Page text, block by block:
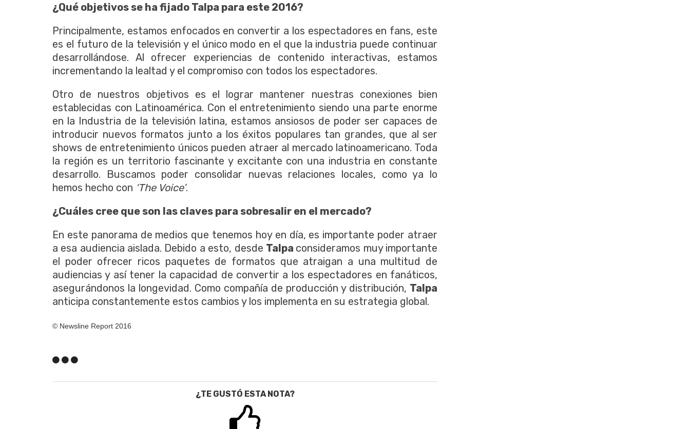
¿Qué objetivos se ha fijado Talpa para este 2016?
Principalmente, estamos enfocados en convertir a los espectadores en fans, este
es el futuro de la televisión y el único modo en el que la industria puede continuar
desarrollándose. Al ofrecer experiencias de contenido interactivas, estamos
incrementando la lealtad y el compromiso con todos los espectadores.
Otro de nuestros objetivos es el lograr mantener nuestras conexiones bien
establecidas con Latinoamérica. Con el entretenimiento siendo una parte enorme
en la Industria de la televisión latina, estamos ansiosos de poder ser capaces de
introducir nuevos formatos junto a los éxitos populares tan grandes, que al ser
shows de entretenimiento únicos pueden atraer al mercado latinoamericano. Toda
la región es un territorio fascinante y excitante con una industria en constante
desarrollo. Buscamos poder consolidar nuevas relaciones locales, como ya lo
hemos hecho con ‘The Voice’.
¿Cuáles cree que son las claves para sobresalir en el mercado?
En este panorama de medios que tenemos hoy en día, es importante poder atraer
a esa audiencia aislada. Debido a esto, desde Talpa consideramos muy importante
el poder ofrecer ricos paquetes de formatos que atraigan a una multitud de
audiencias y así tener la capacidad de convertir a los espectadores en fanáticos,
asegurándonos la longevidad. Como compañía de producción y distribución, Talpa
anticipa constantemente estos cambios y los implementa en su estrategia global.
© Newsline Report 2016
¿TE GUSTÓ ESTA NOTA?